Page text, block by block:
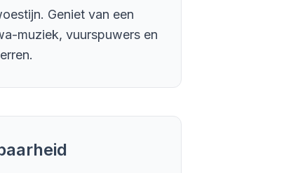
Geniet van een
muziek, vuurspuwers en